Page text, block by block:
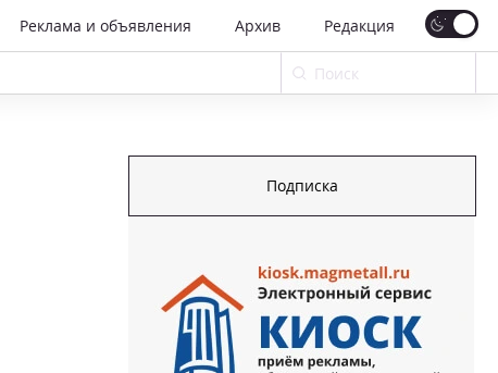
Реклама и объявления Архив Редакция
Подписка